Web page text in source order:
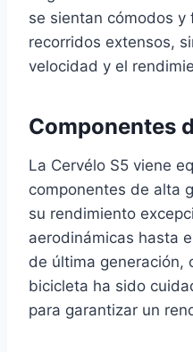
se sientan cómodos y
recorridos extensos,
velocidad y el
Componentes
La Cervélo S5 viene
componentes de alta
su rendimiento
aerodinámicas hasta
de última generación,
bicicleta ha sido
para garantizar un